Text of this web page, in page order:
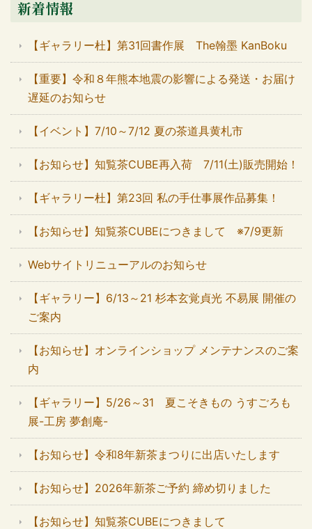
新着情報
【ギャラリー杜】第31回書作展 The翰墨 KanBoku
【重要】令和８年熊本地震の影響による発送・お届け
遅延のお知らせ
【イベント】7/10～7/12 夏の茶道具黄札市
【お知らせ】知覧茶CUBE再入荷 7/11(土)販売開始！
【ギャラリー杜】第23回 私の手仕事展作品募集！
【お知らせ】知覧茶CUBEにつきまして ※7/9更新
Webサイトリニューアルのお知らせ
【ギャラリー】6/13～21 杉本玄覚貞光 不易展 開催の
ご案内
【お知らせ】オンラインショップ メンテナンスのご案
内
【ギャラリー】5/26～31 夏こそきもの うすごろも
展-工房 夢創庵-
【お知らせ】令和8年新茶まつりに出店いたします
【お知らせ】2026年新茶ご予約 締め切りました
【お知らせ】知覧茶CUBEにつきまして